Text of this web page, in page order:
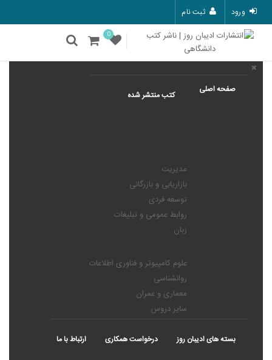
ورود ثبت نام
0
صفحه اصلی کتب منتشر شده
مدیریت
بازاریابی و بازرگانی
توسعه فردی
روابط عمومی و تبلیغات
زبان
علوم کامپیوتر و فناوری اطلاعات
روانشناسی
معماری و عمران
سایر دروس
بسته های ادیبان روز درخواست همکاری ارتباط با ما